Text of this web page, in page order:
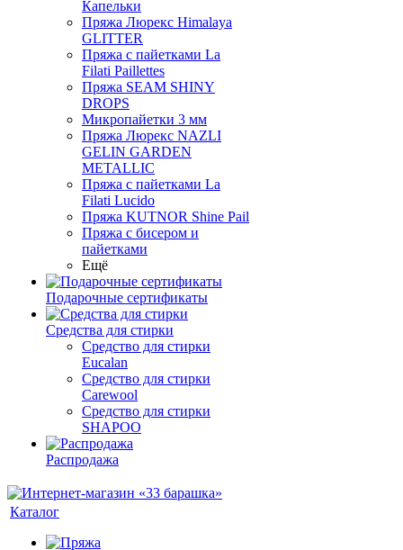
Капельки
Пряжа Люрекс Himalaya
GLITTER
Пряжа с пайетками La
Filati Paillettes
Пряжа SEAM SHINY
DROPS
Микропайетки 3 мм
Пряжа Люрекс NAZLI
GELIN GARDEN
METALLIC
Пряжа с пайетками La
Filati Lucido
Пряжа KUTNOR Shine Pail
Пряжа с бисером и
пайетками
Ещё
Подарочные сертификаты
Средства для стирки
Средство для стирки
Eucalan
Средство для стирки
Carewool
Средство для стирки
SHAPOO
Распродажа
Каталог